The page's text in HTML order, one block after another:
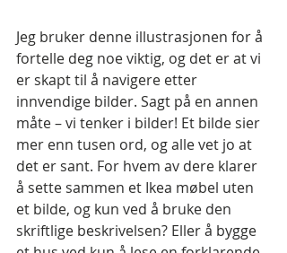
Jeg bruker denne illustrasjonen for å
fortelle deg noe viktig, og det er at vi
er skapt til å navigere etter
innvendige bilder. Sagt på en annen
måte – vi tenker i bilder! Et bilde sier
mer enn tusen ord, og alle vet jo at
det er sant. For hvem av dere klarer
å sette sammen et Ikea møbel uten
et bilde, og kun ved å bruke den
skriftlige beskrivelsen? Eller å bygge